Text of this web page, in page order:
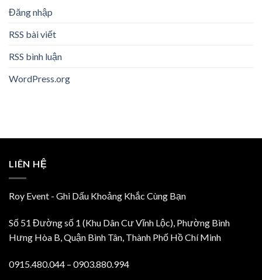
Đăng nhập
RSS bài viết
RSS bình luận
WordPress.org
LIÊN HỆ
Roy Event - Ghi Dấu Khoảng Khắc Cùng Bạn
Số 51 Đường số 1 (Khu Dân Cư Vĩnh Lộc), Phường Bình
Hưng Hòa B, Quận Bình Tân, Thành Phố Hồ Chí Minh
0915.480.044 – 0903.880.994